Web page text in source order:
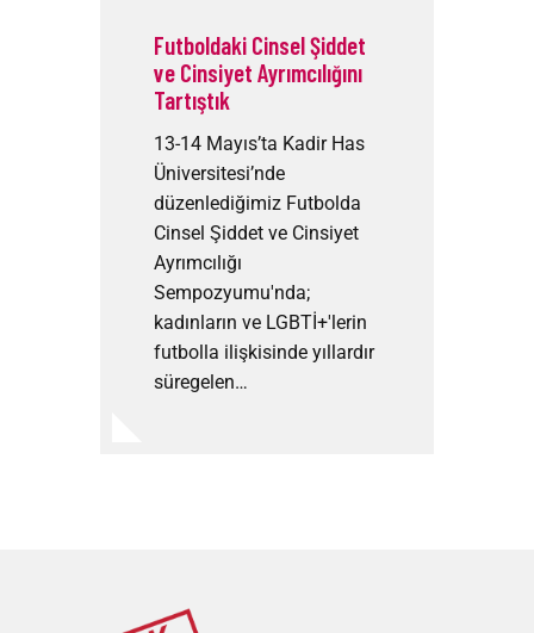
Futboldaki Cinsel Şiddet
ve Cinsiyet Ayrımcılığını
Tartıştık
13-14 Mayıs’ta Kadir Has
Üniversitesi’nde
düzenlediğimiz Futbolda
Cinsel Şiddet ve Cinsiyet
Ayrımcılığı
Sempozyumu'nda;
kadınların ve LGBTİ+'lerin
futbolla ilişkisinde yıllardır
süregelen…